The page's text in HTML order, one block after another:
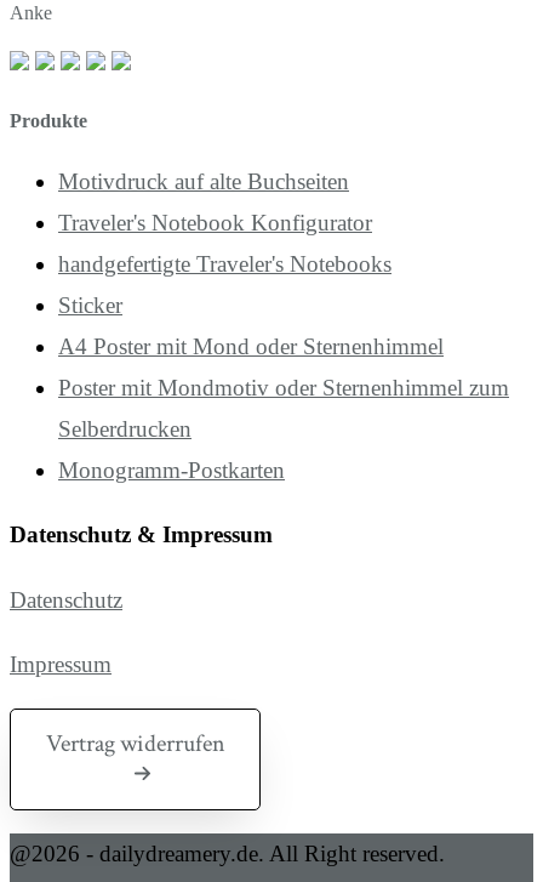
Anke
Produkte
Motivdruck auf alte Buchseiten
Traveler's Notebook Konfigurator
handgefertigte Traveler's Notebooks
Sticker
A4 Poster mit Mond oder Sternenhimmel
Poster mit Mondmotiv oder Sternenhimmel zum
Selberdrucken
Monogramm-Postkarten
Datenschutz & Impressum
Datenschutz
Impressum
Vertrag widerrufen
@2026 - dailydreamery.de. All Right reserved.